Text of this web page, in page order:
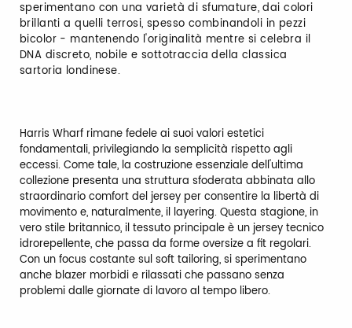
sperimentano con una varietà di sfumature, dai colori
brillanti a quelli terrosi, spesso combinandoli in pezzi
bicolor - mantenendo l'originalità mentre si celebra il
DNA discreto, nobile e sottotraccia della classica
sartoria londinese.
Harris Wharf rimane fedele ai suoi valori estetici
fondamentali, privilegiando la semplicità rispetto agli
eccessi. Come tale, la costruzione essenziale dell'ultima
collezione presenta una struttura sfoderata abbinata allo
straordinario comfort del jersey per consentire la libertà di
movimento e, naturalmente, il layering. Questa stagione, in
vero stile britannico, il tessuto principale è un jersey tecnico
idrorepellente, che passa da forme oversize a fit regolari.
Con un focus costante sul soft tailoring, si sperimentano
anche blazer morbidi e rilassati che passano senza
problemi dalle giornate di lavoro al tempo libero.